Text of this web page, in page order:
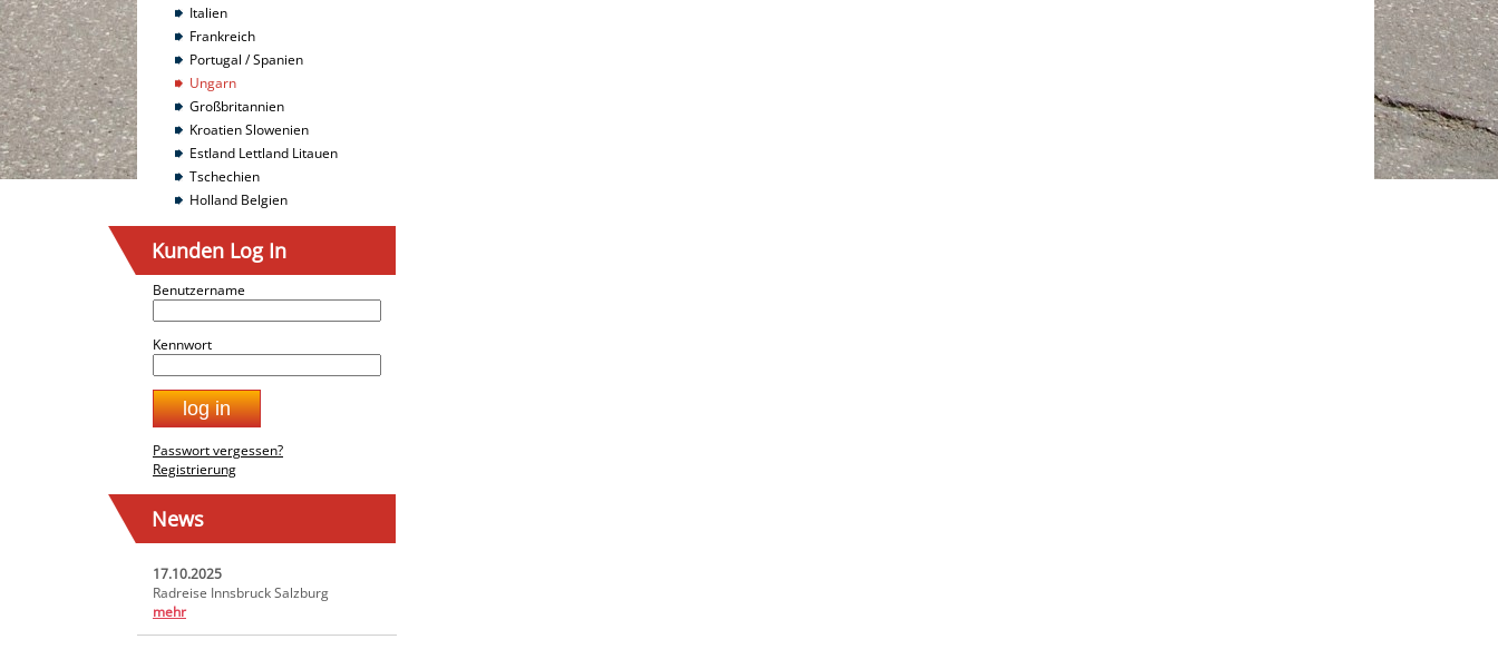
Italien
Frankreich
Portugal / Spanien
Ungarn
Großbritannien
Kroatien Slowenien
Estland Lettland Litauen
Tschechien
Holland Belgien
Kunden Log In
Benutzername
Kennwort
Passwort vergessen?
Registrierung
News
17.10.2025
Radreise Innsbruck Salzburg
mehr